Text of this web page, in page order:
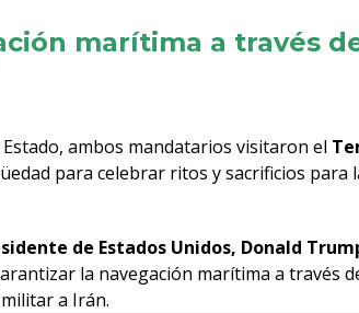
marítima a través
ambos mandatarios visitaron el
para celebrar ritos y sacrificios para
de Estados Unidos, Donald
la navegación marítima a través
a Irán.